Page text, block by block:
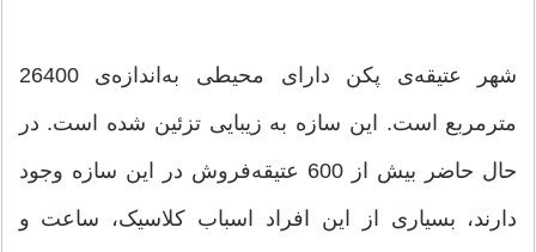
شهر عتیقه‌ی پکن دارای محیطی به‌اندازه‌ی 26400
مترمربع است. این سازه به زیبایی تزئین شده است. در
حال حاضر بیش از 600 عتیقه‌فروش در این سازه وجود
دارند، بسیاری از این افراد اسباب کلاسیک، ساعت و